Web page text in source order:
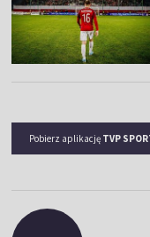
Pobierz aplikację TVP